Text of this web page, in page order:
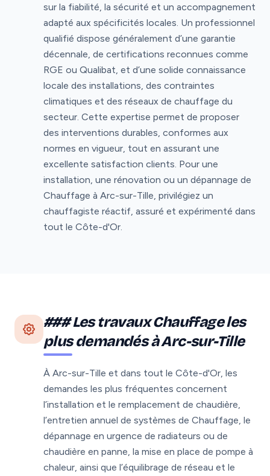
sur la fiabilité, la sécurité et un accompagnement
adapté aux spécificités locales. Un professionnel
qualifié dispose généralement d’une garantie
décennale, de certifications reconnues comme
RGE ou Qualibat, et d’une solide connaissance
locale des installations, des contraintes
climatiques et des réseaux de chauffage du
secteur. Cette expertise permet de proposer
des interventions durables, conformes aux
normes en vigueur, tout en assurant une
excellente satisfaction clients. Pour une
installation, une rénovation ou un dépannage de
Chauffage à Arc-sur-Tille, privilégiez un
chauffagiste réactif, assuré et expérimenté dans
tout le Côte-d'Or.
### Les travaux Chauffage les
plus demandés à Arc-sur-Tille
À Arc-sur-Tille et dans tout le Côte-d'Or, les
demandes les plus fréquentes concernent
l’installation et le remplacement de chaudière,
l’entretien annuel de systèmes de Chauffage, le
dépannage en urgence de radiateurs ou de
chaudière en panne, la mise en place de pompe à
chaleur, ainsi que l’équilibrage de réseau et le